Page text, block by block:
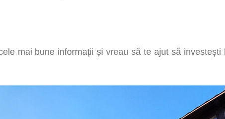
mai bune informații și vreau să te ajut să investești